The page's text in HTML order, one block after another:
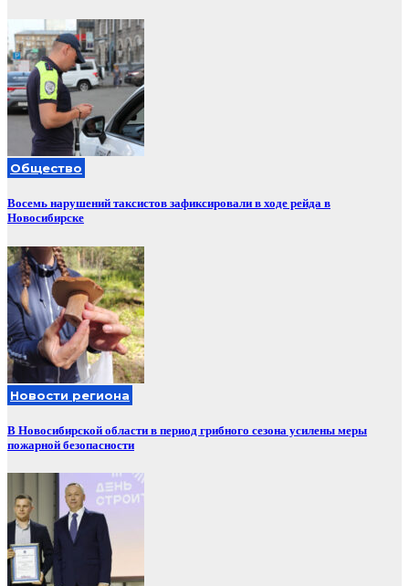
Общество
Восемь нарушений таксистов зафиксировали в ходе рейда в
Новосибирске
Новости региона
В Новосибирской области в период грибного сезона усилены меры
пожарной безопасности